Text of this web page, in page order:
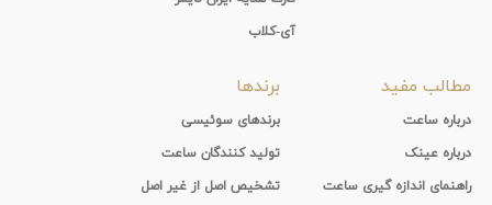
آی-کلاب
مطالب مفید
درباره ساعت
درباره عینک
راهنمای اندازه گیری ساعت
برندها
برندهای سوئیسی
تولید کنندگان ساعت
تشخیص اصل از غیر اصل